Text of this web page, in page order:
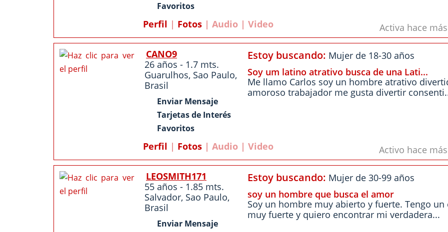
Favoritos
Perfil | Fotos | Audio | Video Activa hace
CANO9
26 años - 1.7 mts.
Guarulhos, Sao Paulo,
Brasil
Enviar Mensaje
Tarjetas de Interés
Favoritos
Estoy buscando: Mujer de 18-30 años
Soy um latino atrativo busca de una Lati...
Me llamo Carlos soy un hombre atrativo
amoroso trabajador me gusta divertir
Perfil | Fotos | Audio | Video Activo hace
LEOSMITH171
55 años - 1.85 mts.
Salvador, Sao Paulo,
Brasil
Enviar Mensaje
Estoy buscando: Mujer de 30-99 años
soy un hombre que busca el amor
Soy un hombre muy abierto y fuerte. Tengo un
muy fuerte y quiero encontrar mi verdadera...